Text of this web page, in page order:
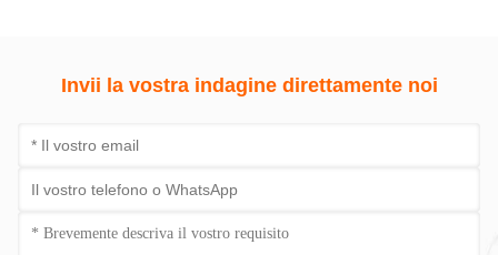
Invii la vostra indagine direttamente noi